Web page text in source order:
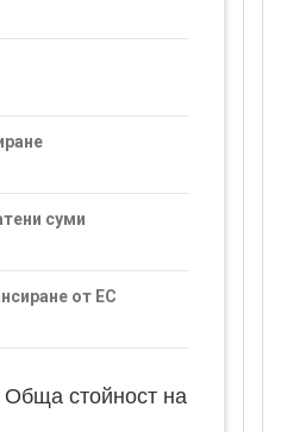
суми
от ЕС
Обща стойност на проекта